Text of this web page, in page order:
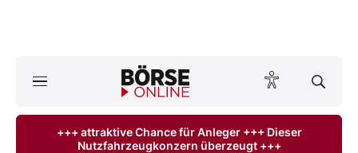
ktuelle Ausgabe BÖRSE ONLINE lesen
+++ attraktive Chance für Anleger +++ Dieser
Nutzfahrzeugkonzern überzeugt +++